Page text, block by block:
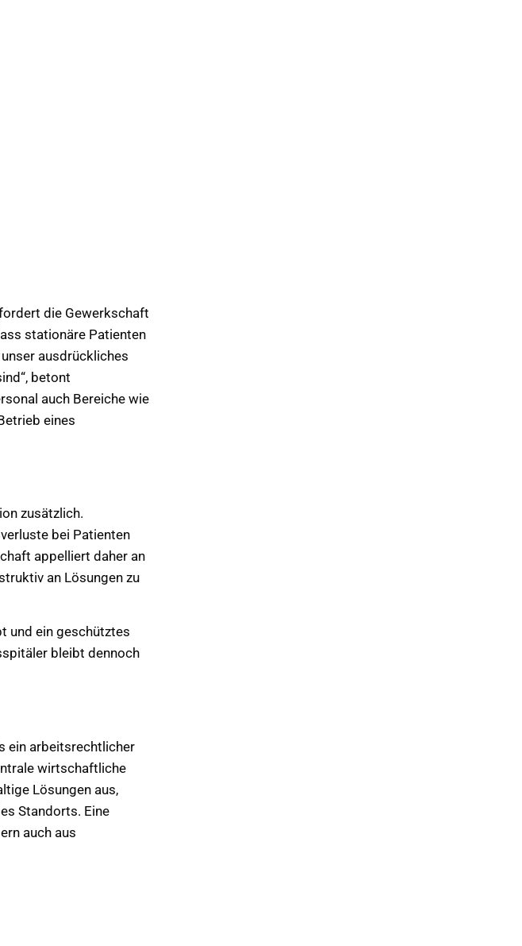
die Gewerkschaft
stationäre Patienten
ausdrückliches
betont
auch Bereiche wie
eines
zusätzlich.
bei Patienten
appelliert daher an
an Lösungen zu
und ein geschütztes
bleibt dennoch
ein arbeitsrechtlicher
wirtschaftliche
Lösungen aus,
Standorts. Eine
auch aus